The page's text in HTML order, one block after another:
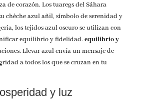
de corazón. Los tuaregs del Sáhara
chèche azul añil, símbolo de serenidad y
los tejidos azul oscuro se utilizan con
equilibrio y fidelidad. equilibrio y
Llevar azul envía un mensaje de
a todos los que se cruzan en tu
y luz